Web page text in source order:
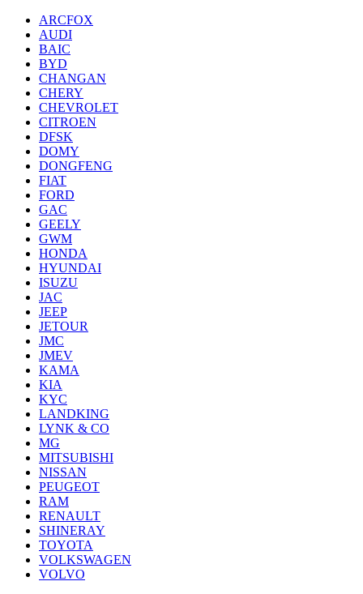
ARCFOX
AUDI
BAIC
BYD
CHANGAN
CHERY
CHEVROLET
CITROEN
DFSK
DOMY
DONGFENG
FIAT
FORD
GAC
GEELY
GWM
HONDA
HYUNDAI
ISUZU
JAC
JEEP
JETOUR
JMC
JMEV
KAMA
KIA
KYC
LANDKING
LYNK & CO
MG
MITSUBISHI
NISSAN
PEUGEOT
RAM
RENAULT
SHINERAY
TOYOTA
VOLKSWAGEN
VOLVO